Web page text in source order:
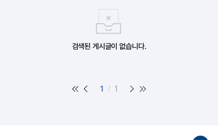
검색된 게시글이 없습니다.
1 1